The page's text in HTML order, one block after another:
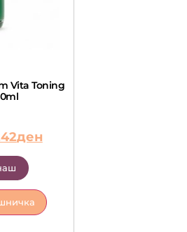
Vita Toning
ден